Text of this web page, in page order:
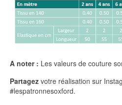
A noter : Les valeurs de couture
Partagez votre réalisation sur
#lespatronnesoxford.